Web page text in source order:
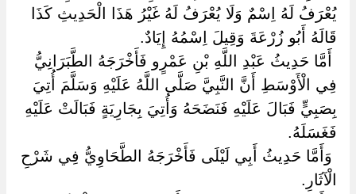
يُعْرَفُ لَهُ اِسْمٌ وَلَا يُعْرَفُ لَهُ غَيْرُ هَذَا الْحَدِيثِ كَذَا
قَالَهُ أَبُو زُرْعَةَ وَقِيلَ اِسْمُهُ إِيَادٌ.
‏ ‏أَمَّا حَدِيثُ عَبْدِ اللَّهِ بْنِ عَمْرٍو فَأَخْرَجَهُ الطَّبَرَانِيُّ
فِي الْأَوْسَطِ أَنَّ النَّبِيَّ صَلَّى اللَّهُ عَلَيْهِ وَسَلَّمَ أُتِيَ
بِصَبِيٍّ فَبَالَ عَلَيْهِ فَنَضَحَهُ وَأُتِيَ بِجَارِيَةٍ فَبَالَتْ عَلَيْهِ
فَغَسَلَهُ.
‏ ‏وَأَمَّا حَدِيثُ أَبِي لَيْلَى فَأَخْرَجَهُ الطَّحَاوِيُّ فِي شَرْحِ
الْآثَارِ.